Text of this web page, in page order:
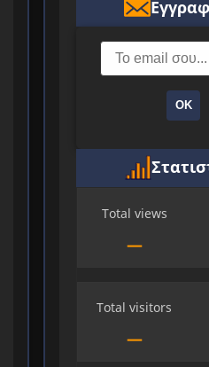
ΟΚ
Total views
—
Total visitors
—